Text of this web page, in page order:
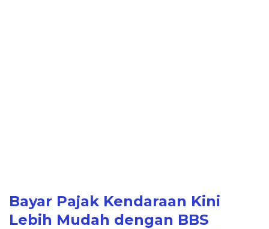
Bayar Pajak Kendaraan Kini
Lebih Mudah dengan BBS